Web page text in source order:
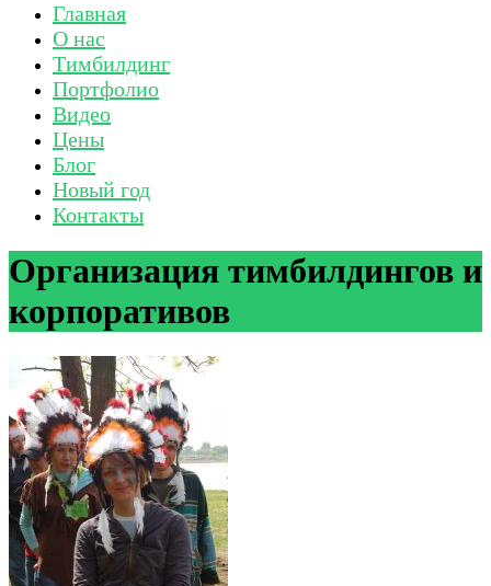
Главная
О нас
Тимбилдинг
Портфолио
Видео
Цены
Блог
Новый год
Контакты
Организация тимбилдингов и
корпоративов